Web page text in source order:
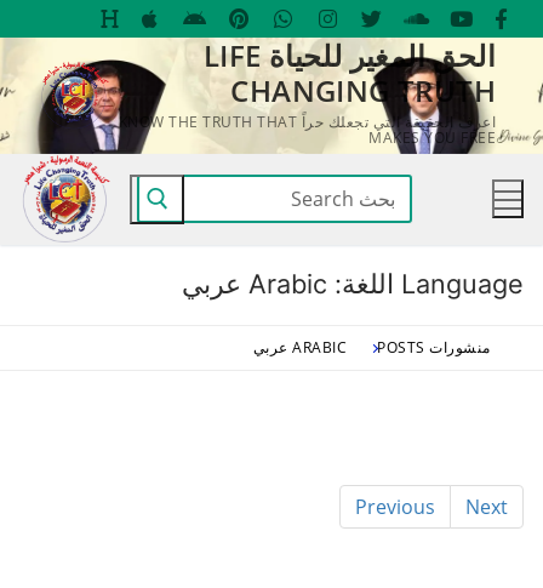
التجاوز
المحتوى
الحق المغير للحياة LIFE
CHANGING TRUTH
اعرف الحقيقة التي تجعلك حراً KNOW THE TRUTH THAT
MAKES YOU FREE
البحث
عن:
Language اللغة: Arabic عربي
منشورات POSTS ARABIC عربي
Previous Next